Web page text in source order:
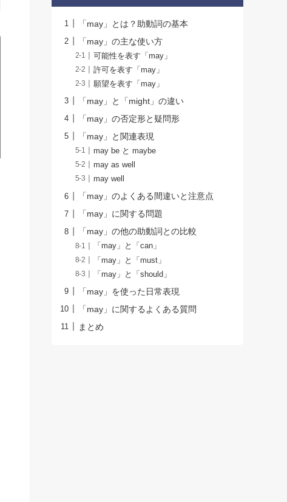
「may」とは？助動詞の基本
「may」の主な使い方
可能性を表す「may」
許可を表す「may」
願望を表す「may」
「may」と「might」の違い
「may」の否定形と疑問形
「may」と関連表現
may be と maybe
may as well
may well
「may」のよくある間違いと注意点
「may」に関する問題
「may」の他の助動詞との比較
「may」と「can」
「may」と「must」
「may」と「should」
「may」を使った日常表現
「may」に関するよくある質問
まとめ